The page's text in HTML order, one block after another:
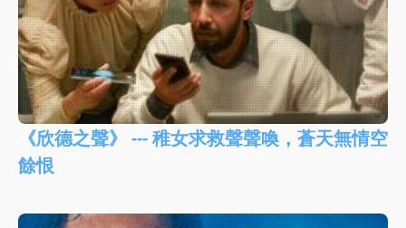
《欣德之聲》 --- 稚女求救聲聲喚，蒼天無情空
餘恨